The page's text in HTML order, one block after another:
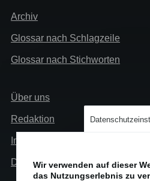
Extra
Archiv
Glossar nach Schlagzeile
Glossar nach Stichworten
Links
Über uns
Redaktion
Impressum
Datenschutz
Wir verwenden auf dieser
das Nutzungserlebnis zu